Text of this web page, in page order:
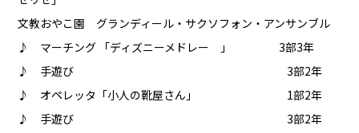
文教おやこ園 グランディール・サクソフォン・アンサンブル
♪ マーチング 「ディズニーメドレー 」 3部3年
♪ 手遊び 3部2年
♪ オペレッタ「小人の靴屋さん」 1部2年
♪ 手遊び 3部2年